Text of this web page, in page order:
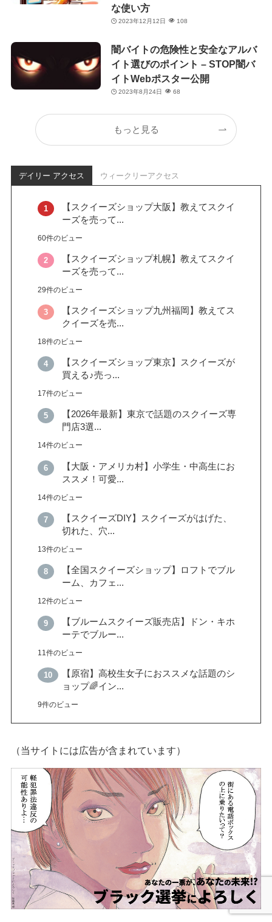
な使い方
2023年12月12日 108
闇バイトの危険性と安全なアルバ
イト選びのポイント – STOP闇バ
イトWebポスター公開
2023年8月24日 68
もっと見る
デイリー アクセス ウィークリーアクセス
【スクイーズショップ大阪】教えてスクイ
ーズを売って...
60件のビュー
【スクイーズショップ札幌】教えてスクイ
ーズを売って...
29件のビュー
【スクイーズショップ九州福岡】教えてス
クイーズを売...
18件のビュー
【スクイーズショップ東京】スクイーズが
買える♪売っ...
17件のビュー
【2026年最新】東京で話題のスクイーズ専
門店3選...
14件のビュー
【大阪・アメリカ村】小学生・中高生にお
ススメ！可愛...
14件のビュー
【スクイーズDIY】スクイーズがはげた、
切れた、穴...
13件のビュー
【全国スクイーズショップ】ロフトでブル
ーム、カフェ...
12件のビュー
【ブルームスクイーズ販売店】ドン・キホ
ーテでブルー...
11件のビュー
【原宿】高校生女子におススメな話題のシ
ョップ🌈イン...
9件のビュー
（当サイトには広告が含まれています）